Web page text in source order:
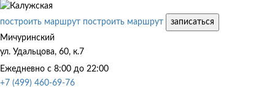
построить маршрут построить маршрут
записаться
Мичуринский
ул. Удальцова, 60, к.7
Ежедневно с 8:00 до 22:00
+7 (499) 460-69-76